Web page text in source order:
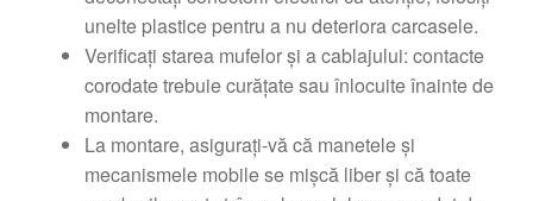
unelte plastice pentru a nu deteriora carcasele.
Verificaţi starea mufelor şi a cablajului: contacte
corodate trebuie curăţate sau înlocuite înainte de
montare.
La montare, asiguraţi-vă că manetele şi
mecanismele mobile se mişcă liber şi că toate